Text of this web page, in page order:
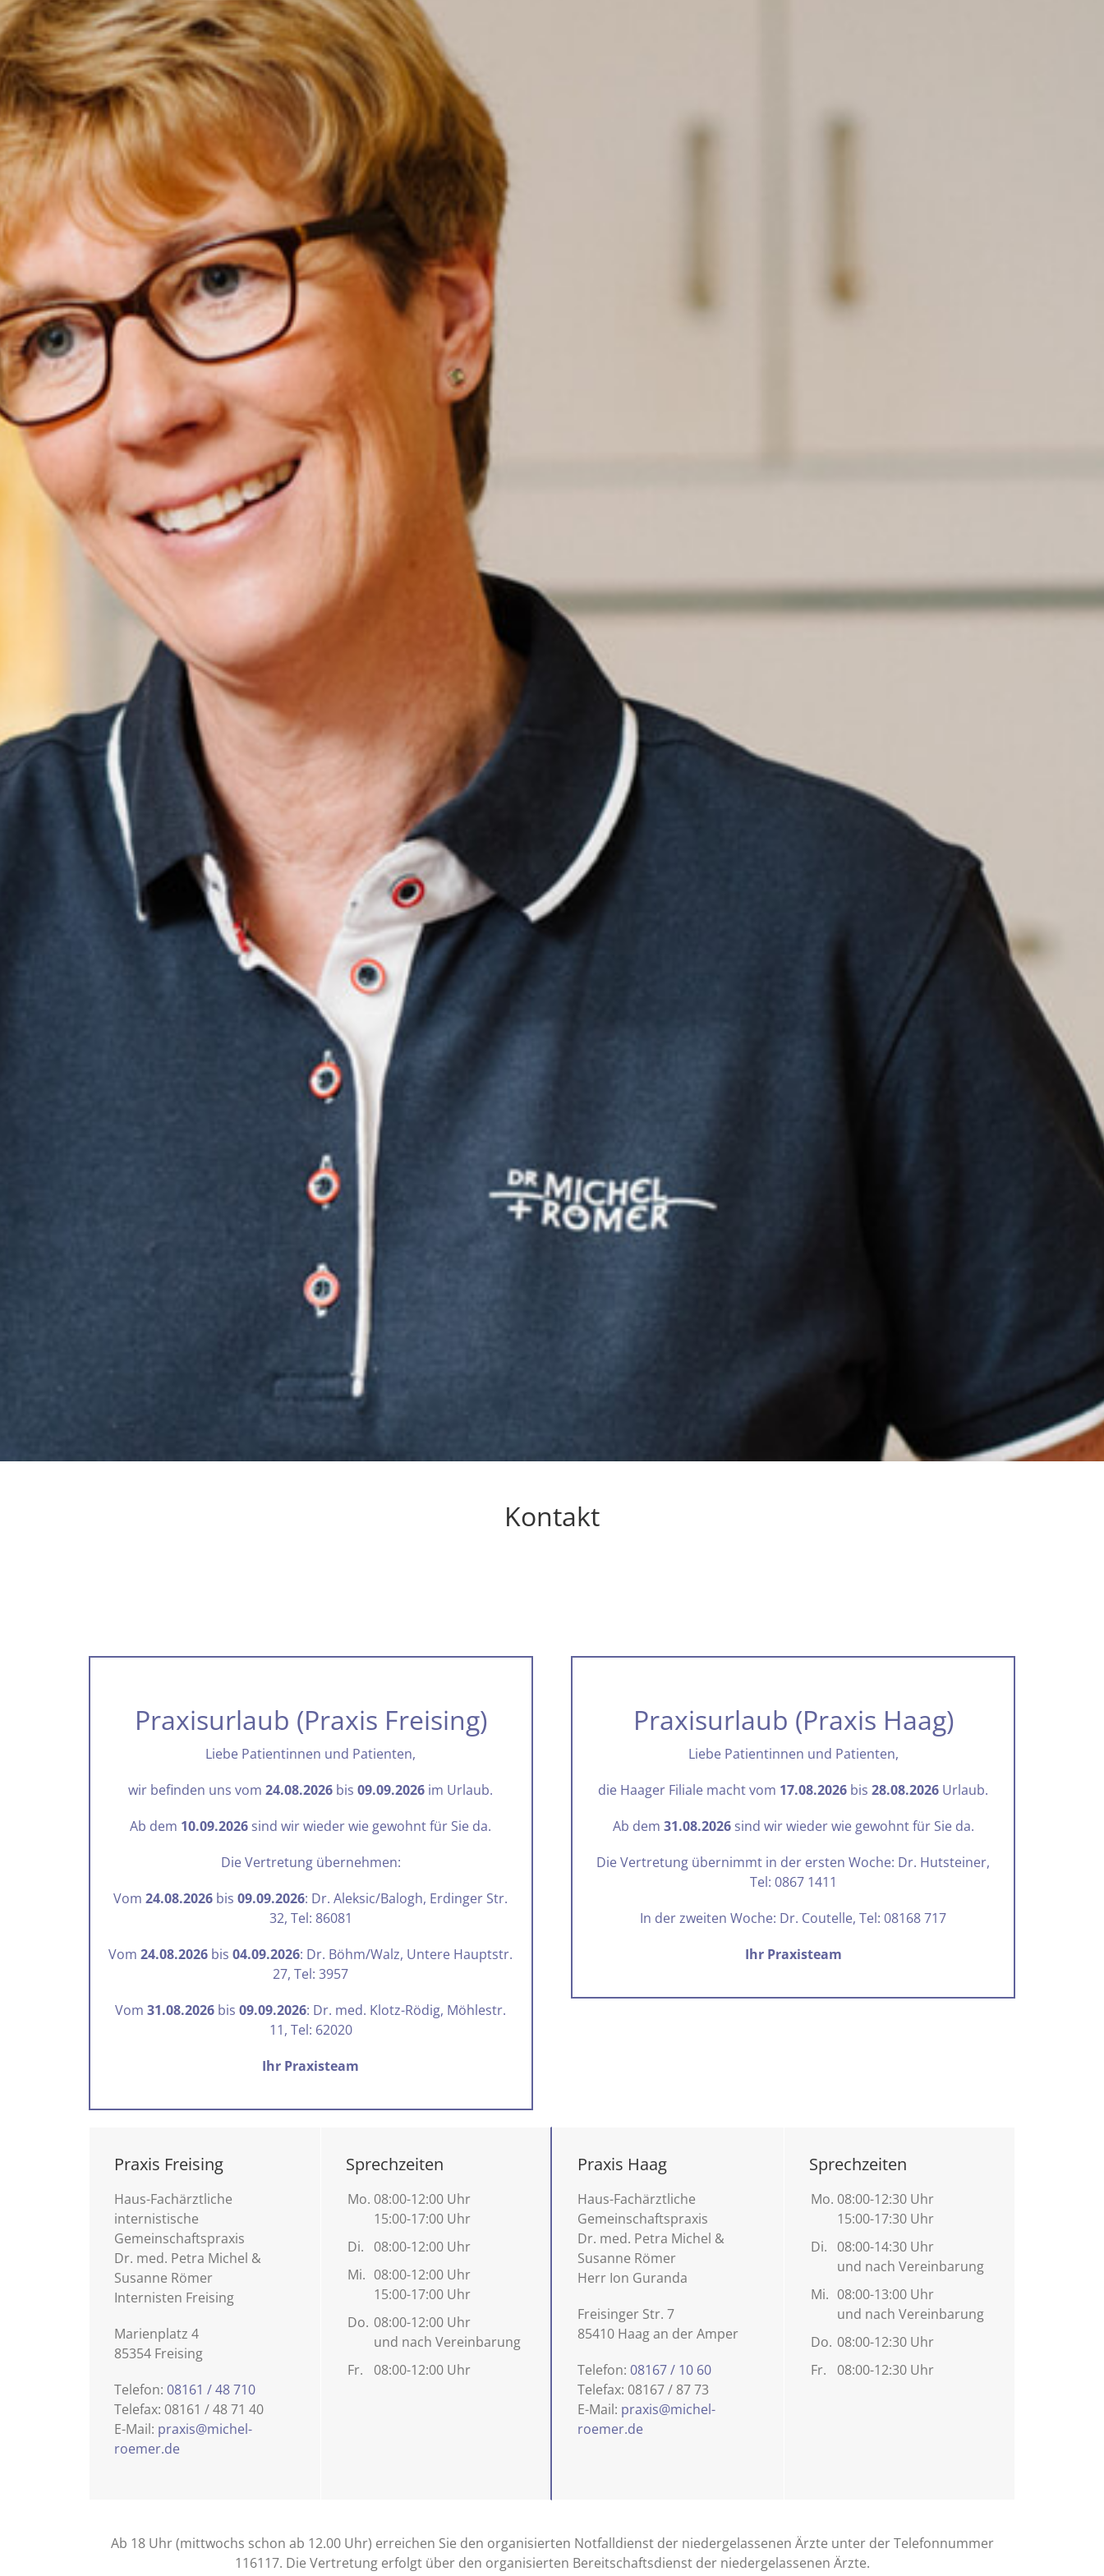
Kontakt
Praxisurlaub (Praxis Freising)
Liebe Patientinnen und Patienten,
wir befinden uns vom24.08.2026 bis09.09.2026 im Urlaub.
Ab dem 10.09.2026 sind wir wieder wie gewohnt für Sie da.
Die Vertretung übernehmen:
Vom24.08.2026 bis09.09.2026: Dr. Aleksic/Balogh, Erdinger Str.
32, Tel: 86081
Vom24.08.2026 bis04.09.2026: Dr. Böhm/Walz, Untere Hauptstr.
27, Tel: 3957
Vom31.08.2026 bis09.09.2026: Dr. med. Klotz-Rödig, Möhlestr.
11, Tel: 62020
Ihr Praxisteam
Praxisurlaub (Praxis Haag)
Liebe Patientinnen und Patienten,
die Haager Filiale macht vom 17.08.2026 bis 28.08.2026 Urlaub.
Ab dem 31.08.2026sind wir wieder wie gewohnt für Sie da.
Die Vertretung übernimmt in der ersten Woche: Dr. Hutsteiner,
Tel: 0867 1411
In der zweiten Woche: Dr. Coutelle, Tel: 08168 717
Ihr Praxisteam
Praxis Freising
Haus-Fachärztliche
internistische
Gemeinschaftspraxis
Dr. med. Petra Michel &
Susanne Römer
Internisten Freising
Marienplatz 4
85354 Freising
Telefon: 08161 / 48 710
Telefax: 08161 / 48 71 40
E-Mail: praxis@michel-
roemer.de
Sprechzeiten
Mo. 08:00-12:00 Uhr
15:00-17:00 Uhr
Di.
08:00-12:00 Uhr
Mi. 08:00-12:00 Uhr
15:00-17:00 Uhr
Do. 08:00-12:00 Uhr
und nach Vereinbarung
Fr.
08:00-12:00 Uhr
Praxis Haag
Haus-Fachärztliche
Gemeinschaftspraxis
Dr. med. Petra Michel &
Susanne Römer
Herr Ion Guranda
Freisinger Str. 7
85410 Haag an der Amper
Telefon: 08167 / 10 60
Telefax: 08167 / 87 73
E-Mail: praxis@michel-
roemer.de
Sprechzeiten
Mo. 08:00-12:30 Uhr
15:00-17:30 Uhr
Di.
08:00-14:30 Uhr
und nach Vereinbarung
Mi. 08:00-13:00 Uhr
und nach Vereinbarung
Do. 08:00-12:30 Uhr
Fr.
08:00-12:30 Uhr
Ab 18 Uhr (mittwochs schon ab 12.00 Uhr) erreichen Sie den organisierten Notfalldienst der niedergelassenen Ärzte unter der Telefonnummer
116117. Die Vertretung erfolgt über den organisierten Bereitschaftsdienst der niedergelassenen Ärzte.